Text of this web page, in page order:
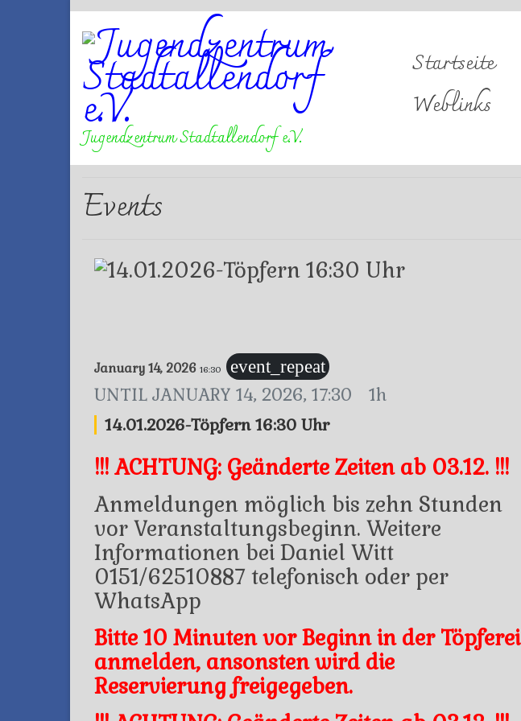
Jugendzentrum Stadtallendorf e.V.
Startseite
Weblinks
Events
January 14, 2026 16:30 event_repeat
UNTIL JANUARY 14, 2026, 17:30 1h
14.01.2026-Töpfern 16:30 Uhr
!!! ACHTUNG: Geänderte Zeiten ab 03.12. !!!
Anmeldungen möglich bis zehn Stunden
vor Veranstaltungsbeginn. Weitere
Informationen bei Daniel Witt
0151/62510887 telefonisch oder per
WhatsApp
Bitte 10 Minuten vor Beginn in der Töpferei
anmelden, ansonsten wird die
Reservierung freigegeben.